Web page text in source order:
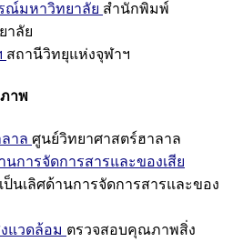
ณ์มหาวิทยาลัย สำนักพิมพ์
าลัย
สถานีวิทยุแห่งจุฬาฯ
าพ
าล ศูนย์วิทยาศาสตร์ฮาลาล
นการจัดการสารและของเสีย
ป็นเลิศด้านการจัดการสารและของ
แวดล้อม ตรวจสอบคุณภาพสิ่ง